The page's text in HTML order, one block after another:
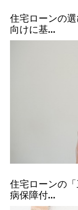
住宅ローンの
向けに基...
住宅ローンの
病保障付...